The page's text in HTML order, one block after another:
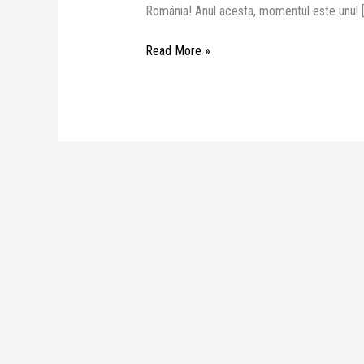
România! Anul acesta, momentul este unul
Read More »